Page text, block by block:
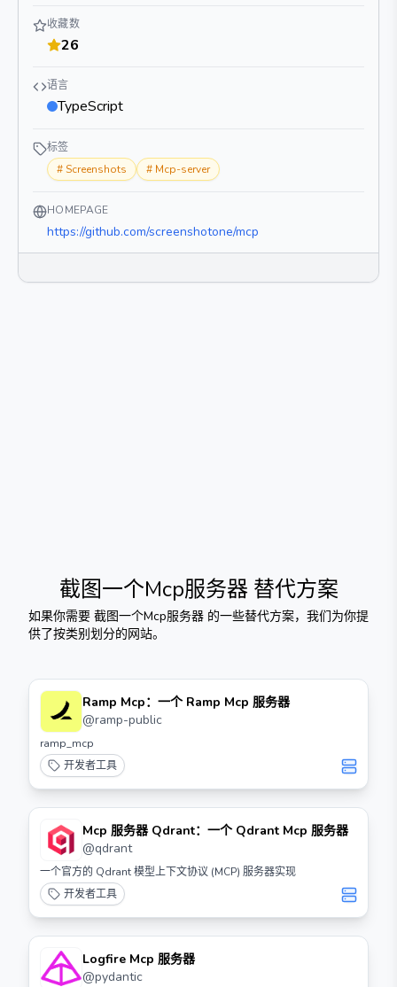
收藏数
26
语言
TypeScript
标签
#Screenshots # Mcp-server
HOMEPAGE
https://github.com/screenshotone/mcp
截图一个Mcp服务器 替代方案
如果你需要 截图一个Mcp服务器 的一些替代方案，我们为你提
供了按类别划分的网站。
Ramp Mcp：一个 Ramp Mcp 服务器
@ramp-public
ramp_mcp
开发者工具
Mcp 服务器 Qdrant：一个 Qdrant Mcp 服务器
@qdrant
一个官方的 Qdrant 模型上下文协议 (MCP) 服务器实现
开发者工具
Logfire Mcp 服务器
@pydantic